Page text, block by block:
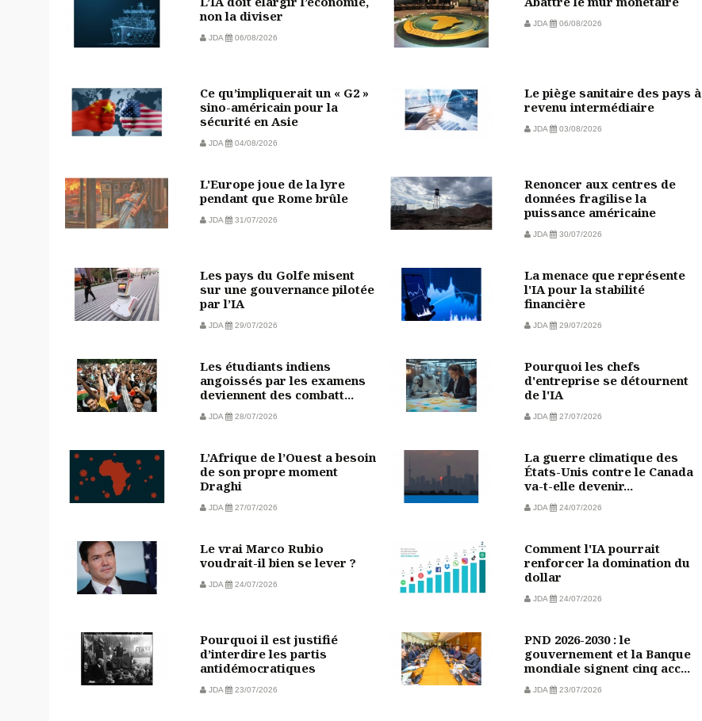
non la diviser
JDA 06/08/2026
JDA 06/08/2026
Ce qu’impliquerait un « G2 »
sino-américain pour la
sécurité en Asie
JDA 04/08/2026
Le piège sanitaire des pays à
revenu intermédiaire
JDA 03/08/2026
L'Europe joue de la lyre
pendant que Rome brûle
JDA 31/07/2026
Renoncer aux centres de
données fragilise la
puissance américaine
JDA 30/07/2026
Les pays du Golfe misent
sur une gouvernance pilotée
par l’IA
JDA 29/07/2026
La menace que représente
l'IA pour la stabilité
financière
JDA 29/07/2026
Les étudiants indiens
angoissés par les examens
deviennent des combatt...
JDA 28/07/2026
Pourquoi les chefs
d'entreprise se détournent
de l'IA
JDA 27/07/2026
L’Afrique de l’Ouest a besoin
de son propre moment
Draghi
JDA 27/07/2026
La guerre climatique des
États-Unis contre le Canada
va-t-elle devenir...
JDA 24/07/2026
Le vrai Marco Rubio
voudrait-il bien se lever ?
JDA 24/07/2026
Comment l'IA pourrait
renforcer la domination du
dollar
JDA 24/07/2026
Pourquoi il est justifié
d’interdire les partis
antidémocratiques
JDA 23/07/2026
PND 2026-2030 : le
gouvernement et la Banque
mondiale signent cinq acc...
JDA 23/07/2026